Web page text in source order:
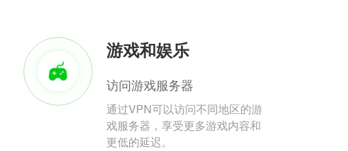
游戏和娱乐
访问游戏服务器
通过VPN可以访问不同地区的游
戏服务器，享受更多游戏内容和
更低的延迟。